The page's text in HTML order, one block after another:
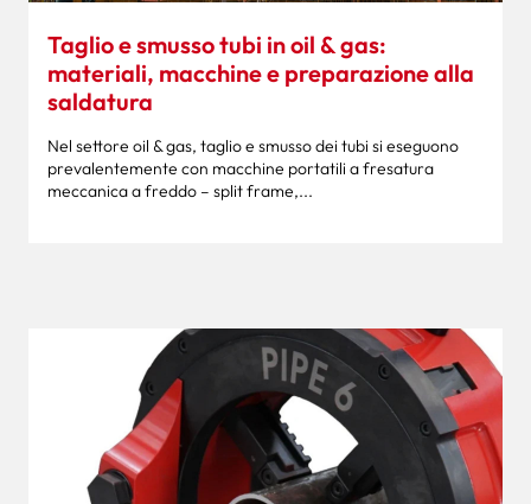
Taglio e smusso tubi in oil & gas:
materiali, macchine e preparazione alla
saldatura
Nel settore oil & gas, taglio e smusso dei tubi si eseguono
prevalentemente con macchine portatili a fresatura
meccanica a freddo – split frame,...